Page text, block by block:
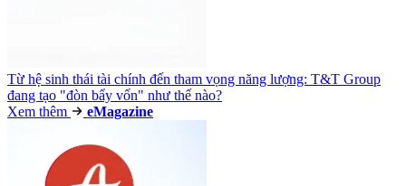
Từ hệ sinh thái tài chính đến tham vọng năng lượng: T&T Group
đang tạo "đòn bẩy vốn" như thế nào?
Xem thêm
eMagazine